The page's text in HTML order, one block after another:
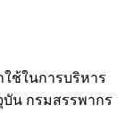
ช้ในการบริหาร
บัน กรมสรรพากร